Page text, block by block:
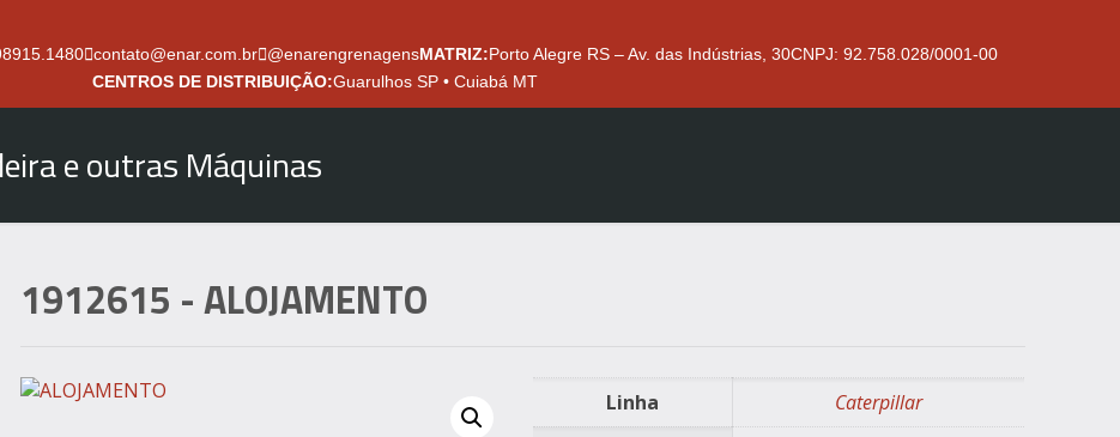
contato@enar.com.br @enarengrenagensMATRIZ:Porto Alegre RS – Av. das Indústrias, 30CNPJ: 92.758.028/0001-00
CENTROS DE DISTRIBUIÇÃO:Guarulhos SP • Cuiabá MT
e outras Máquinas
1912615 - ALOJAMENTO
Linha Caterpillar